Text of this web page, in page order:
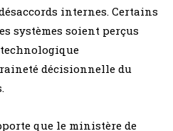
internes. Certains
systèmes soient perçus
technologique
décisionnelle du
que le ministère de